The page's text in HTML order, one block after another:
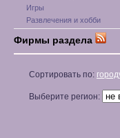
Игры
Развлечения и хобби
Фирмы раздела
Сортировать по:
Выберите регион: